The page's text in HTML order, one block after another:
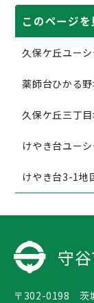
このページ
久保ケ丘ユー
薬師台ひかる
久保ケ丘三丁
けやき台ユー
けやき台3-1地
守
〒302-0198 茨